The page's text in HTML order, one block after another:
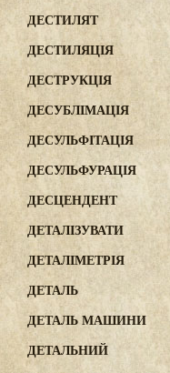
ДЕСТИЛЯТ
ДЕСТИЛЯЦІЯ
ДЕСТРУКЦІЯ
ДЕСУБЛІМАЦІЯ
ДЕСУЛЬФІТАЦІЯ
ДЕСУЛЬФУРАЦІЯ
ДЕСЦЕНДЕНТ
ДЕТАЛІЗУВАТИ
ДЕТАЛІМЕТРІЯ
ДЕТАЛЬ
ДЕТАЛЬ МАШИНИ
ДЕТАЛЬНИЙ